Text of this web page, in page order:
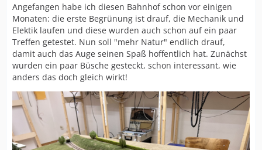
Angefangen habe ich diesen Bahnhof schon vor einigen
Monaten: die erste Begrünung ist drauf, die Mechanik und
Elektik laufen und diese wurden auch schon auf ein paar
Treffen getestet. Nun soll "mehr Natur" endlich drauf,
damit auch das Auge seinen Spaß hoffentlich hat. Zunächst
wurden ein paar Büsche gesteckt, schon interessant, wie
anders das doch gleich wirkt!